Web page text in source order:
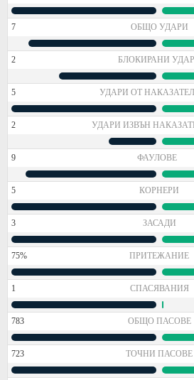
7 ОБЩО УДАРИ
2 БЛОКИРАНИ
5 УДАРИ ОТ
2 УДАРИ ИЗВЪН
9 ФАУЛОВЕ
5 КОРНЕРИ
3 ЗАСАДИ
75% ПРИТЕЖАНИЕ
1 СПАСЯВАНИЯ
783 ОБЩО ПАСОВЕ
723 ТОЧНИ ПАСОВЕ